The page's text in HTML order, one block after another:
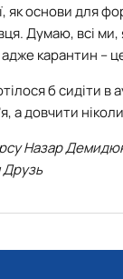
як основи для
Думаю, всі ми,
карантин –
б сидіти в
а довчити
Назар
Друзь